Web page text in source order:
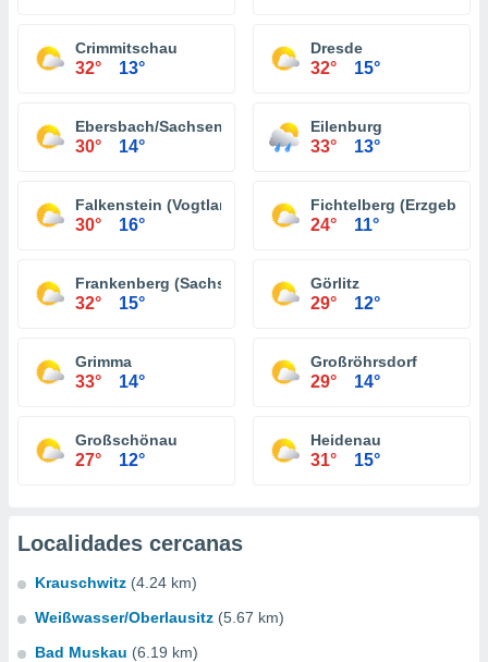
Crimmitschau
32° 13°
Dresde
32° 15°
Ebersbach/Sachsen
30° 14°
Eilenburg
33° 13°
Falkenstein (Vogtland)
30° 16°
Fichtelberg
24° 11°
Frankenberg (Sachsen)
32° 15°
Görlitz
29° 12°
Grimma
33° 14°
Großröhrsdorf
29° 14°
Großschönau
27° 12°
Heidenau
31° 15°
Localidades cercanas
Krauschwitz (4.24 km)
Weißwasser/Oberlausitz (5.67 km)
Bad Muskau (6.19 km)